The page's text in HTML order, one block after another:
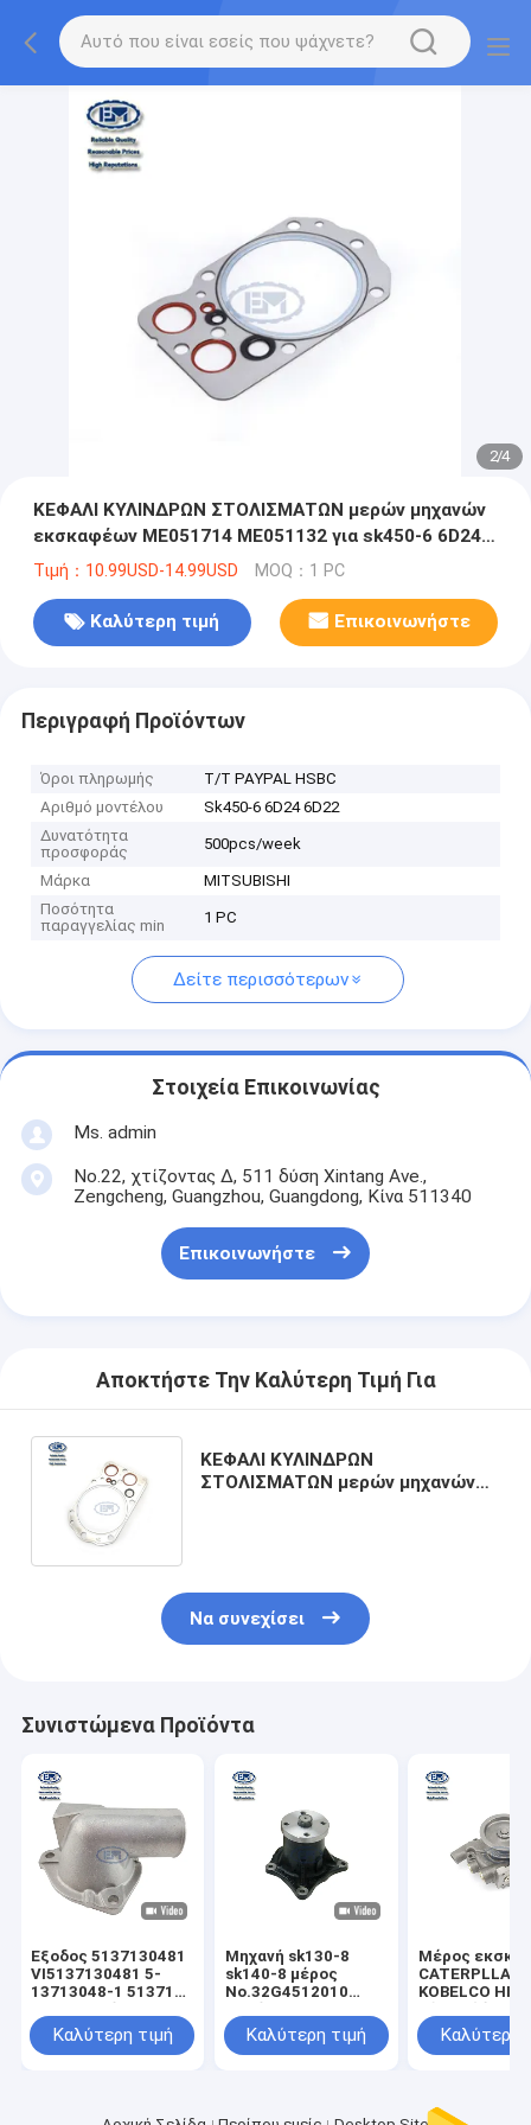
2/4
ΚΕΦΑΛΙ ΚΥΛΙΝΔΡΩΝ ΣΤΟΛΙΣΜΑΤΩΝ μερών μηχανών
εκσκαφέων ME051714 ME051132 για sk450-6 6D24
6D22
Τιμή：10.99USD-14.99USD MOQ：1 PC
Καλύτερη τιμή Επικοινωνήστε
Περιγραφή Προϊόντων
Όροι πληρωμής
T/T PAYPAL HSBC
Αριθμό μοντέλου
Sk450-6 6D24 6D22
Δυνατότητα
προσφοράς
500pcs/week
Μάρκα
MITSUBISHI
Ποσότητα
παραγγελίας min
1 PC
Δείτε περισσότερων
Στοιχεία Επικοινωνίας
Ms. admin
No.22, χτίζοντας Δ, 511 δύση Xintang Ave.,
Zengcheng, Guangzhou, Guangdong, Κίνα 511340
Επικοινωνήστε
Αποκτήστε Την Καλύτερη Τιμή Για
ΚΕΦΑΛΙ ΚΥΛΙΝΔΡΩΝ
ΣΤΟΛΙΣΜΑΤΩΝ μερών μηχανών
Να συνεχίσει
Συνιστώμενα Προϊόντα
Έξοδος 5137130481
VI5137130481 5-
13713048-1 513713-
σωλήνων μερών
μηχανών
Καλύτερη τιμή
Μηχανή sk130-8
sk140-8 μέρος
No.32G4512010
εκσκαφέων
KOBELCO SANY
Καλύτερη τιμή
Μέρος
CATERPLLAR
KOBELCO
μηχανών C9
Καλύτερη